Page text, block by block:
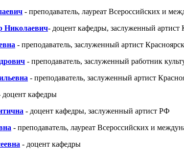
- преподаватель, лауреат Всероссийских и
Николаевич- доцент кафедры, заслуженный артист
- преподаватель, заслуженный артист
- преподаватель, заслуженный работник
- преподаватель, заслуженный артист
доцент кафедры
- доцент кафедры, заслуженный артист РФ
- преподаватель, лауреат Всероссийских и
- доцент кафедры